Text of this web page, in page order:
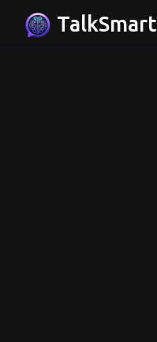
TalkSmart